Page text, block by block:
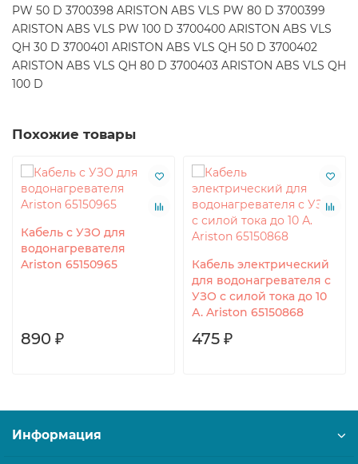
PW 50 D 3700398 ARISTON ABS VLS PW 80 D 3700399
ARISTON ABS VLS PW 100 D 3700400 ARISTON ABS VLS
QH 30 D 3700401 ARISTON ABS VLS QH 50 D 3700402
ARISTON ABS VLS QH 80 D 3700403 ARISTON ABS VLS QH
100 D
Похожие товары
Кабель с УЗО для
водонагревателя
Ariston 65150965
890 ₽
Кабель электрический
для водонагревателя с
УЗО с силой тока до 10
А. Ariston 65150868
475 ₽
Информация